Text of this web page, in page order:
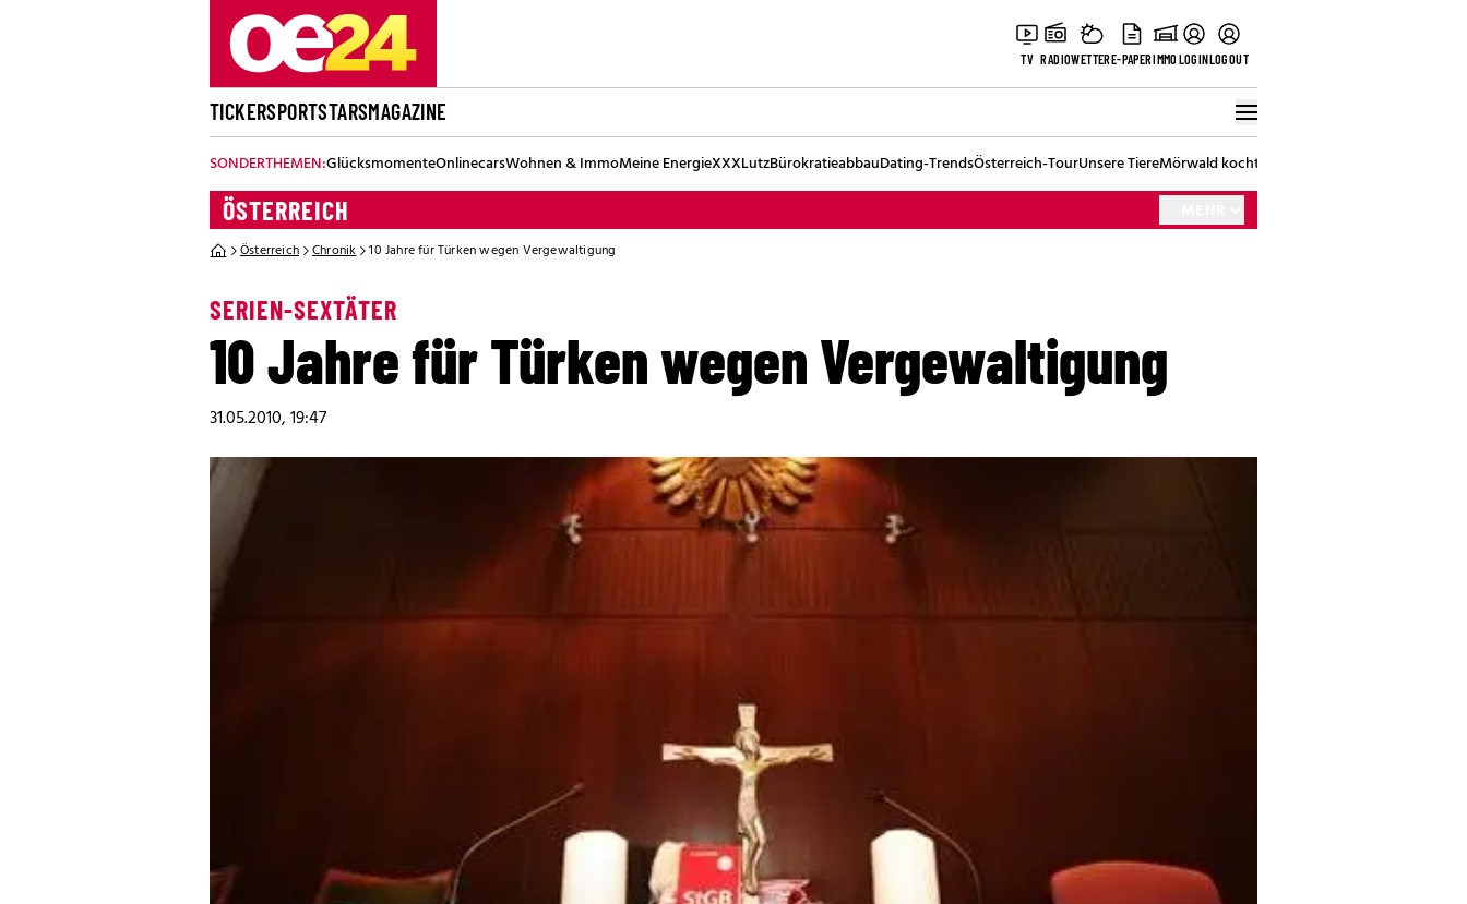
TV RADIOWETTERE-PAPERIMMOLOGINLOGOUT
TICKERSPORTSTARSMAGAZINE
SONDERTHEMEN:GlücksmomenteOnlinecarsWohnen & ImmoMeine EnergieXXXLutzBürokratieabbauDating-TrendsÖsterreich-TourUnsere TiereMörwald kocht
ÖSTERREICH
Österreich Chronik 10 Jahre für Türken wegen Vergewaltigung
SERIEN-SEXTÄTER
10 Jahre für Türken wegen Vergewaltigung
31.05.2010, 19:47